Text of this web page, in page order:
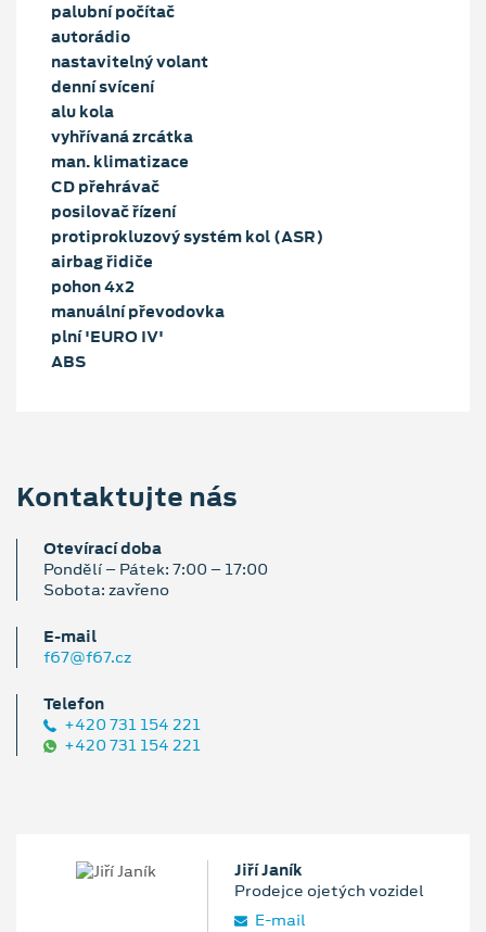
palubní počítač
autorádio
nastavitelný volant
denní svícení
alu kola
vyhřívaná zrcátka
man. klimatizace
CD přehrávač
posilovač řízení
protiprokluzový systém kol (ASR)
airbag řidiče
pohon 4x2
manuální převodovka
plní 'EURO IV'
ABS
Kontaktujte nás
Otevírací doba
Pondělí – Pátek: 7:00 – 17:00
Sobota: zavřeno
E‑mail
f67@f67.cz
Telefon
+420 731 154 221
+420 731 154 221
Jiří Janík
Prodejce ojetých vozidel
E‑mail